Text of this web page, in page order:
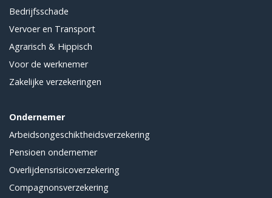
Bedrijfsschade
Vervoer en Transport
Agrarisch & Hippisch
Voor de werknemer
Zakelijke verzekeringen
Ondernemer
Arbeidsongeschiktheidsverzekering
Pensioen ondernemer
Overlijdensrisicoverzekering
Compagnonsverzekering